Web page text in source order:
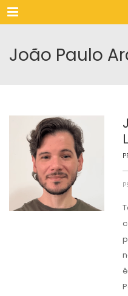
Menu
João Paulo